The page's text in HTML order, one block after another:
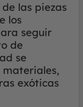
de las piezas
los
seguir
de
se
materiales,
exóticas